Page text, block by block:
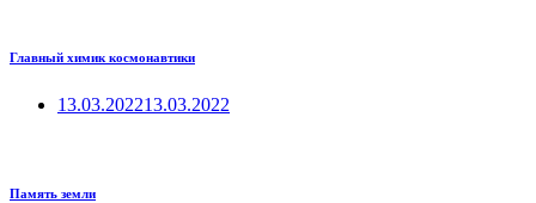
Главный химик космонавтики
13.03.202213.03.2022
Память земли